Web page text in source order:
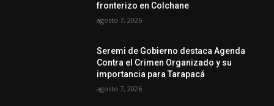
fronterizo en Colchane
agosto 7, 2026
Seremi de Gobierno destaca Agenda
Contra el Crimen Organizado y su
importancia para Tarapacá
agosto 7, 2026